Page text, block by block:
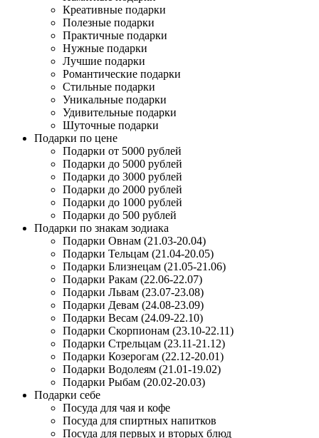
Креативные подарки
Полезные подарки
Практичные подарки
Нужные подарки
Лучшие подарки
Романтические подарки
Стильные подарки
Уникальные подарки
Удивительные подарки
Шуточные подарки
Подарки по цене
Подарки от 5000 рублей
Подарки до 5000 рублей
Подарки до 3000 рублей
Подарки до 2000 рублей
Подарки до 1000 рублей
Подарки до 500 рублей
Подарки по знакам зодиака
Подарки Овнам (21.03-20.04)
Подарки Тельцам (21.04-20.05)
Подарки Близнецам (21.05-21.06)
Подарки Ракам (22.06-22.07)
Подарки Львам (23.07-23.08)
Подарки Девам (24.08-23.09)
Подарки Весам (24.09-22.10)
Подарки Скорпионам (23.10-22.11)
Подарки Стрельцам (23.11-21.12)
Подарки Козерогам (22.12-20.01)
Подарки Водолеям (21.01-19.02)
Подарки Рыбам (20.02-20.03)
Подарки себе
Посуда для чая и кофе
Посуда для спиртных напитков
Посуда для первых и вторых блюд